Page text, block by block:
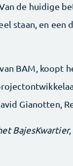
de huidige
staan, en een
BAM, koopt
Gianotten,